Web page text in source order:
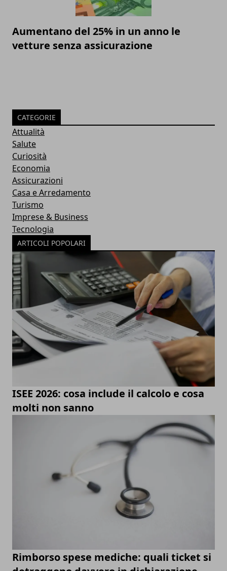
Aumentano del 25% in un anno le
vetture senza assicurazione
CATEGORIE
Attualità
Salute
Curiosità
Economia
Assicurazioni
Casa e Arredamento
Turismo
Imprese & Business
Tecnologia
ARTICOLI POPOLARI
ISEE 2026: cosa include il calcolo e cosa
molti non sanno
Rimborso spese mediche: quali ticket si